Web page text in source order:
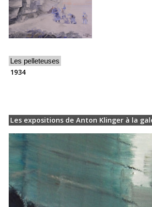
Les pelleteuses
1934
Les expositions de Anton Klinger à la